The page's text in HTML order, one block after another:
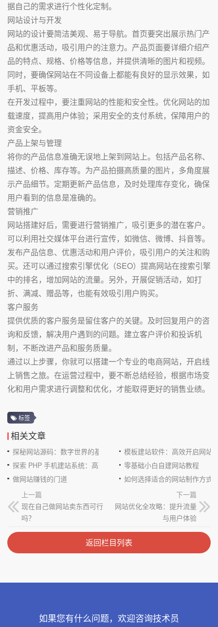
据自己的需求进行个性化定制。
网站设计与开发
网站的设计要简洁美观、易于导航。首页要突出展示热门产
品和优惠活动，吸引用户的注意力。产品页面要详细介绍产
品的特点、规格、价格等信息，并提供清晰的图片和视频。
同时，要确保网站在不同设备上都能有良好的显示效果，如
手机、平板等。
在开发过程中，要注重网站的性能和安全性。优化网站的加
载速度，提高用户体验；采用安全的支付系统，保障用户的
资金安全。
产品上架与管理
将你的产品信息准确无误地上架到网站上。包括产品名称、
描述、价格、库存等。为产品拍摄高质量的图片，多角度展
示产品细节。定期更新产品信息，及时处理库存变化，确保
用户看到的信息是准确的。
营销推广
网站搭建好后，需要进行营销推广，吸引更多的潜在客户。
可以利用社交媒体平台进行宣传，如微信、微博、抖音等。
发布产品信息、优惠活动和用户评价，吸引用户的关注和购
买。还可以通过搜索引擎优化（SEO）提高网站在搜索引擎
中的排名，增加网站的流量。另外，开展促销活动，如打
折、满减、赠品等，也能有效吸引用户购买。
客户服务
提供优质的客户服务是留住客户的关键。及时回复用户的咨
询和反馈，解决用户遇到的问题。建立客户评价和投诉机
制，不断改进产品和服务质量。
通过以上步骤，你就可以搭建一个专业的电商网站，开启线
上销售之旅。在运营过程中，要不断总结经验，根据市场变
化和用户需求进行调整和优化，才能取得更好的销售业绩。
标签
相关文章
探秘网站源码：数字世界的基石
模板建站软件：高效开启网站
探索 PHP 手机建站系统：高效与便捷的完美结合零基础小白自建网站教程
做网站赚钱的门道
如何选择适合的网站制作方式
上一篇
现在自己做网站卖东西可行
吗？
下一篇
网站优化全攻略：提升流量
与用户体验
返回栏目列表
如果您有什么问题，欢迎咨询技术员